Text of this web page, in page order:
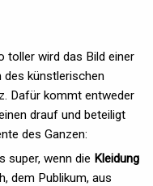
toller wird das Bild einer
künstlerischen
Dafür kommt entweder
drauf und beteiligt
des Ganzen:
super, wenn die Kleidung
dem Publikum, aus